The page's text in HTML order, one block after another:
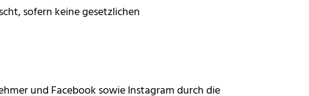
sofern keine gesetzlichen
und Facebook sowie Instagram durch die